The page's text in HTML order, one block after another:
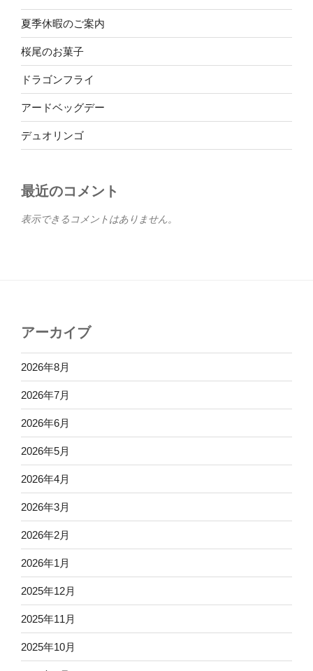
夏季休暇のご案内
桜尾のお菓子
ドラゴンフライ
アードベッグデー
デュオリンゴ
最近のコメント
表示できるコメントはありません。
アーカイブ
2026年8月
2026年7月
2026年6月
2026年5月
2026年4月
2026年3月
2026年2月
2026年1月
2025年12月
2025年11月
2025年10月